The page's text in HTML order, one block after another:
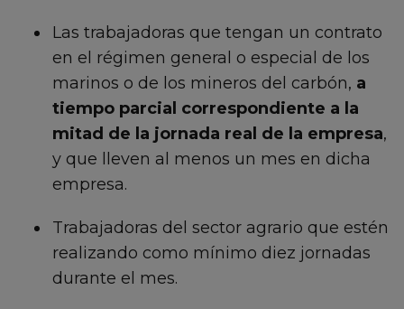
Las trabajadoras que tengan un contrato
en el régimen general o especial de los
marinos o de los mineros del carbón, a
tiempo parcial correspondiente a la
mitad de la jornada real de la empresa,
y que lleven al menos un mes en dicha
empresa.
Trabajadoras del sector agrario que estén
realizando como mínimo diez jornadas
durante el mes.